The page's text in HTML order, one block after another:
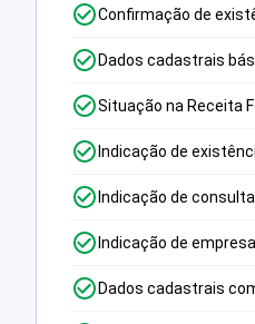
Confirmação de
Dados cadastrais
Situação na Receita
Indicação de
Indicação de
Indicação de
Dados cadastrais